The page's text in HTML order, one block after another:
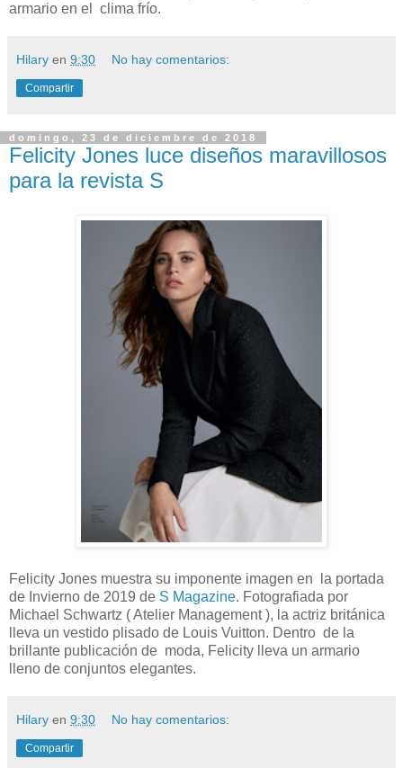
armario en el clima frío.
Hilary en 9:30 No hay comentarios:
Compartir
domingo, 23 de diciembre de 2018
Felicity Jones luce diseños maravillosos
para la revista S
Felicity Jones muestra su imponente imagen en la portada
de Invierno de 2019 de S Magazine. Fotografiada por
Michael Schwartz ( Atelier Management ), la actriz británica
lleva un vestido plisado de Louis Vuitton. Dentro de la
brillante publicación de moda, Felicity lleva un armario
lleno de conjuntos elegantes.
Hilary en 9:30 No hay comentarios:
Compartir